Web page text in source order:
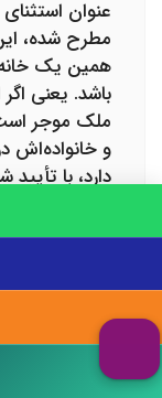
عنوان استثنای
مطرح شده،
همین یک خانه
باشد. یعنی
ملک موجر
و خانواده‌اش
دارد، با
مستأجر باید
موجر در یک
آن‌ها را
یکی از این
تخلیه
در تهران دارد.